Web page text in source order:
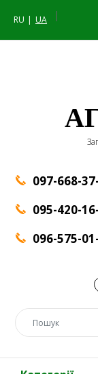
RU UA |
097-668-
095-420-
096-575-